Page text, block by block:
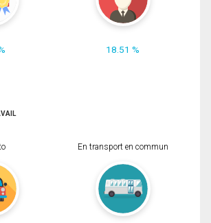
18.51 %
En transport en commun